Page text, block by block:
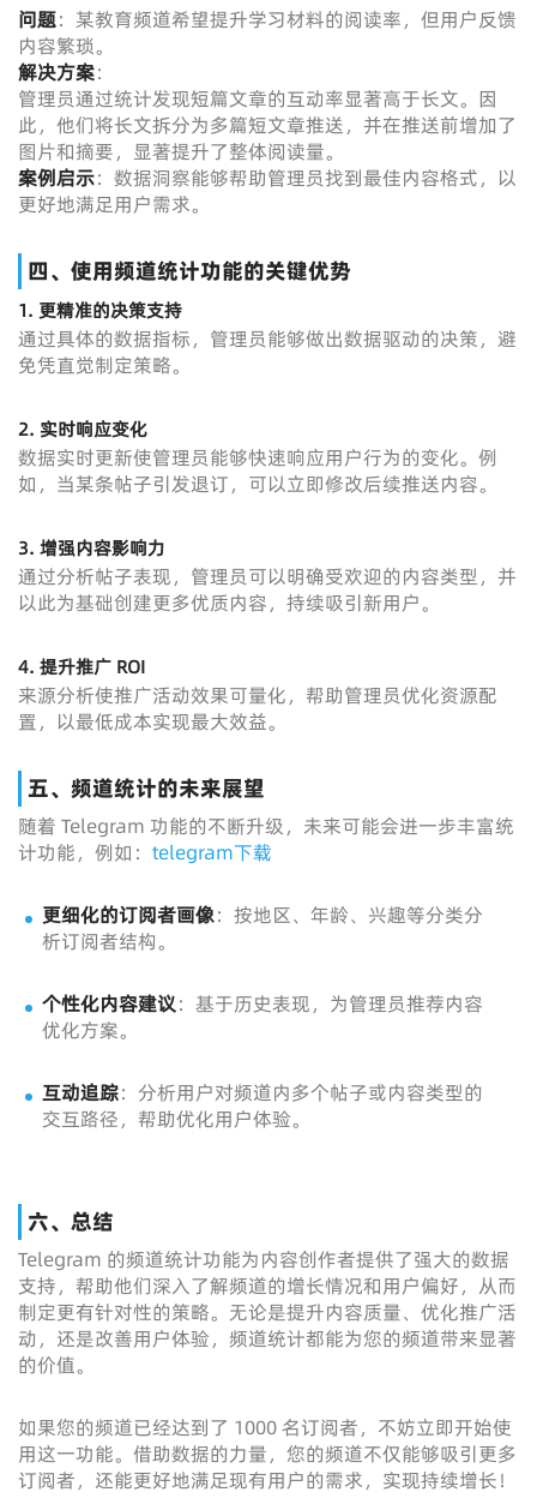
问题：某教育频道希望提升学习材料的阅读率，但用户反馈
内容繁琐。
解决方案：
管理员通过统计发现短篇文章的互动率显著高于长文。因
此，他们将长文拆分为多篇短文章推送，并在推送前增加了
图片和摘要，显著提升了整体阅读量。
案例启示：数据洞察能够帮助管理员找到最佳内容格式，以
更好地满足用户需求。
四、使用频道统计功能的关键优势
1. 更精准的决策支持
通过具体的数据指标，管理员能够做出数据驱动的决策，避
免凭直觉制定策略。
2. 实时响应变化
数据实时更新使管理员能够快速响应用户行为的变化。例
如，当某条帖子引发退订，可以立即修改后续推送内容。
3. 增强内容影响力
通过分析帖子表现，管理员可以明确受欢迎的内容类型，并
以此为基础创建更多优质内容，持续吸引新用户。
4. 提升推广 ROI
来源分析使推广活动效果可量化，帮助管理员优化资源配
置，以最低成本实现最大效益。
五、频道统计的未来展望
随着 Telegram 功能的不断升级，未来可能会进一步丰富统
计功能，例如： telegram下载
更细化的订阅者画像：按地区、年龄、兴趣等分类分
析订阅者结构。
个性化内容建议：基于历史表现，为管理员推荐内容
优化方案。
互动追踪：分析用户对频道内多个帖子或内容类型的
交互路径，帮助优化用户体验。
六、总结
Telegram 的频道统计功能为内容创作者提供了强大的数据
支持，帮助他们深入了解频道的增长情况和用户偏好，从而
制定更有针对性的策略。无论是提升内容质量、优化推广活
动，还是改善用户体验，频道统计都能为您的频道带来显著
的价值。
如果您的频道已经达到了 1000 名订阅者，不妨立即开始使
用这一功能。借助数据的力量，您的频道不仅能够吸引更多
订阅者，还能更好地满足现有用户的需求，实现持续增长！